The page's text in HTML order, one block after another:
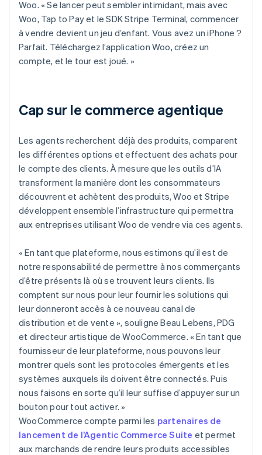
Woo. « Se lancer peut sembler intimidant, mais avec
Woo, Tap to Pay et le SDK Stripe Terminal, commencer
à vendre devient un jeu d’enfant. Vous avez un iPhone ?
Parfait. Téléchargez l’application Woo, créez un
compte, et le tour est joué. »
Cap sur le commerce agentique
Les agents recherchent déjà des produits, comparent
les différentes options et effectuent des achats pour
le compte des clients. À mesure que les outils d’IA
transforment la manière dont les consommateurs
découvrent et achètent des produits, Woo et Stripe
développent ensemble l’infrastructure qui permettra
aux entreprises utilisant Woo de vendre via ces agents.
« En tant que plateforme, nous estimons qu’il est de
notre responsabilité de permettre à nos commerçants
d’être présents là où se trouvent leurs clients. Ils
comptent sur nous pour leur fournir les solutions qui
leur donneront accès à ce nouveau canal de
distribution et de vente », souligne Beau Lebens, PDG
et directeur artistique de WooCommerce. « En tant que
fournisseur de leur plateforme, nous pouvons leur
montrer quels sont les protocoles émergents et les
systèmes auxquels ils doivent être connectés. Puis
nous faisons en sorte qu’il leur suffise d’appuyer sur un
bouton pour tout activer. »
WooCommerce compte parmi les partenaires de
lancement de l’Agentic Commerce Suite et permet
aux marchands de rendre leurs produits accessibles